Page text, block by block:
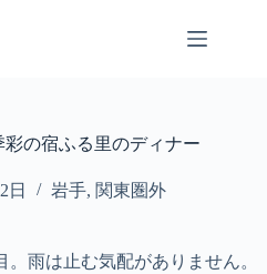
の宿ふる里のディナー
日 岩手, 関東圏外
。雨は止む気配がありません。